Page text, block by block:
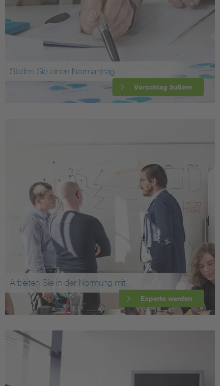
Stellen Sie einen Normantrag
Vorschlag äußern
Arbeiten Sie in der Normung mit
Experte werden